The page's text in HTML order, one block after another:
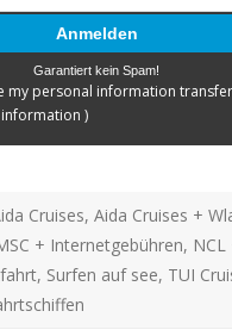
Garantiert kein Spam!
my personal information
)
Cruises, Aida Cruises +
+ Internetgebühren,
, Surfen auf see, TUI